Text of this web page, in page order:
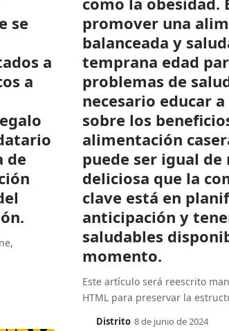
se
a
a
de
promover una
balanceada y
temprana edad
problemas de
necesario educar
sobre los
alimentación
puede ser igual de
deliciosa que la
clave está en
anticipación y
saludables
momento.
Este artículo será reescrito
HTML para preservar la
Distrito 8 de junio de 2024